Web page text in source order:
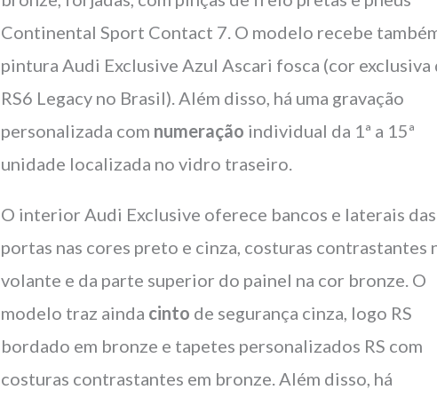
Continental Sport Contact 7. O modelo recebe
pintura Audi Exclusive Azul Ascari fosca (cor exclusiva
RS6 Legacy no Brasil). Além disso, há uma gravação
personalizada com numeração individual da 1ª a 15ª
unidade localizada no vidro traseiro.
O interior Audi Exclusive oferece bancos e laterais das
portas nas cores preto e cinza, costuras contrastantes
volante e da parte superior do painel na cor bronze. O
modelo traz ainda cinto de segurança cinza, logo RS
bordado em bronze e tapetes personalizados RS com
costuras contrastantes em bronze. Além disso, há